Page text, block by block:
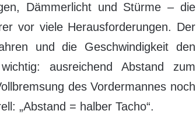
Dämmerlicht und Stürme – die
vor viele Herausforderungen. Der
und die Geschwindigkeit den
ausreichend Abstand zum
des Vordermannes noch
„Abstand = halber Tacho“.